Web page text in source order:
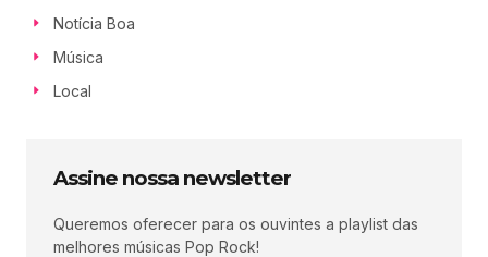
Notícia Boa
Música
Local
Assine nossa newsletter
Queremos oferecer para os ouvintes a playlist das
melhores músicas Pop Rock!